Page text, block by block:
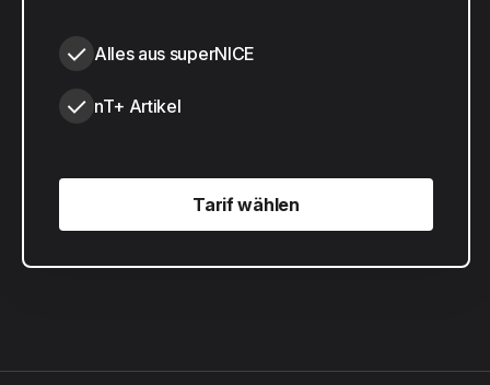
Alles aus superNICE
nT+ Artikel
Tarif wählen
Tarif wählen